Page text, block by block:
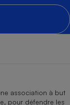
association à but
pour défendre les